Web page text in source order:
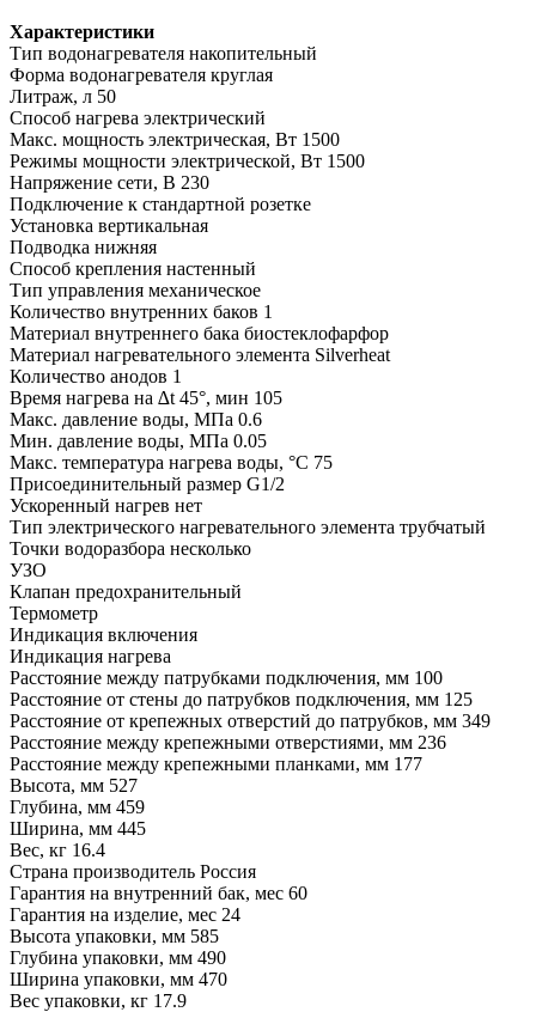
Характеристики
Тип водонагревателя накопительный
Форма водонагревателя круглая
Литраж, л 50
Способ нагрева электрический
Макс. мощность электрическая, Вт 1500
Режимы мощности электрической, Вт 1500
Напряжение сети, В 230
Подключение к стандартной розетке
Установка вертикальная
Подводка нижняя
Способ крепления настенный
Тип управления механическое
Количество внутренних баков 1
Материал внутреннего бака биостеклофарфор
Материал нагревательного элемента Silverheat
Количество анодов 1
Время нагрева на ∆t 45°, мин 105
Макс. давление воды, МПа 0.6
Мин. давление воды, МПа 0.05
Макс. температура нагрева воды, °С 75
Присоединительный размер G1/2
Ускоренный нагрев нет
Тип электрического нагревательного элемента трубчатый
Точки водоразбора несколько
УЗО
Клапан предохранительный
Термометр
Индикация включения
Индикация нагрева
Расстояние между патрубками подключения, мм 100
Расстояние от стены до патрубков подключения, мм 125
Расстояние от крепежных отверстий до патрубков, мм 349
Расстояние между крепежными отверстиями, мм 236
Расстояние между крепежными планками, мм 177
Высота, мм 527
Глубина, мм 459
Ширина, мм 445
Вес, кг 16.4
Страна производитель Россия
Гарантия на внутренний бак, мес 60
Гарантия на изделие, мес 24
Высота упаковки, мм 585
Глубина упаковки, мм 490
Ширина упаковки, мм 470
Вес упаковки, кг 17.9